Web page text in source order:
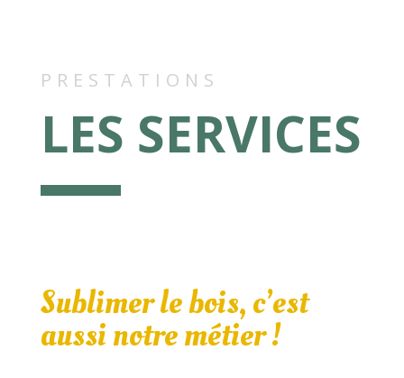
PRESTATIONS
LES SERVICES
Sublimer le bois, c’est
aussi notre métier !